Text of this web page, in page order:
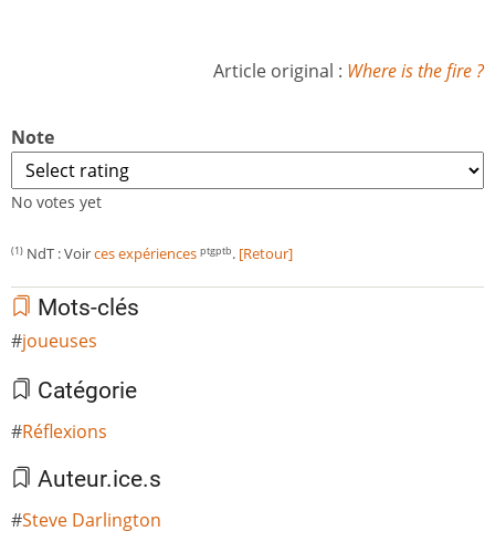
Article original : Where is the fire ?
Note
No votes yet
(1) NdT : Voirces expériences ptgptb. [Retour]
Mots-clés
joueuses
Catégorie
Réflexions
Auteur.ice.s
Steve Darlington